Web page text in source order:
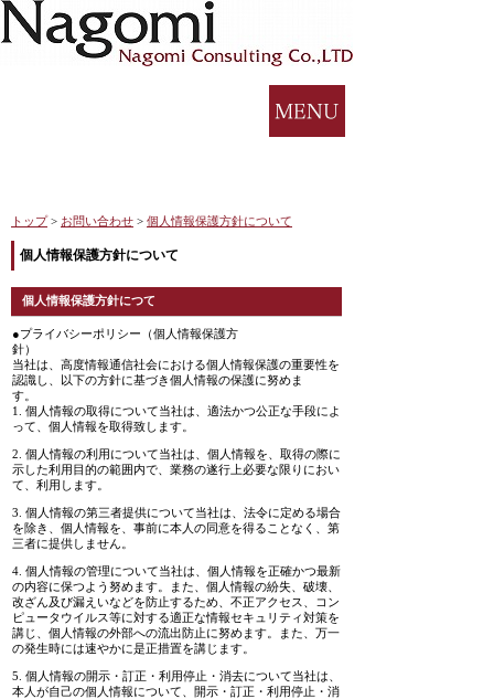
トップ > お問い合わせ > 個人情報保護方針について
個人情報保護方針について
個人情報保護方針につて
●プライバシーポリシー（個人情報保護方
針）
当社は、高度情報通信社会における個人情報保護の重要性を
認識し、以下の方針に基づき個人情報の保護に努めま
す。
1. 個人情報の取得について当社は、適法かつ公正な手段によ
って、個人情報を取得致します。
2. 個人情報の利用について当社は、個人情報を、取得の際に
示した利用目的の範囲内で、業務の遂行上必要な限りにおい
て、利用します。
3. 個人情報の第三者提供について当社は、法令に定める場合
を除き、個人情報を、事前に本人の同意を得ることなく、第
三者に提供しません。
4. 個人情報の管理について当社は、個人情報を正確かつ最新
の内容に保つよう努めます。また、個人情報の紛失、破壊、
改ざん及び漏えいなどを防止するため、不正アクセス、コン
ピュータウイルス等に対する適正な情報セキュリティ対策を
講じ、個人情報の外部への流出防止に努めます。また、万一
の発生時には速やかに是正措置を講じます。
5. 個人情報の開示・訂正・利用停止・消去について当社は、
本人が自己の個人情報について、開示・訂正・利用停止・消